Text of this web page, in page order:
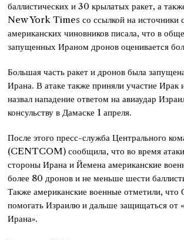
баллистических и 30 крылатых ракет, а
New York Times со ссылкой на источники
американских чиновников писала, что в
запущенных Ираном дронов оценивается
Большая часть ракет и дронов была
Ирана. В атаке также приняли участие Ирак
назвал нападение ответом на авиаудар
консульству в Дамаске 1 апреля.
После этого пресс-служба Центрального
(CENTCOM) сообщила, что во время
стороны Ирана и Йемена американские
более 80 дронов и не меньше шести
Также американские военные отметили,
помогать Израилю и дальше защищаться от
Ирана».